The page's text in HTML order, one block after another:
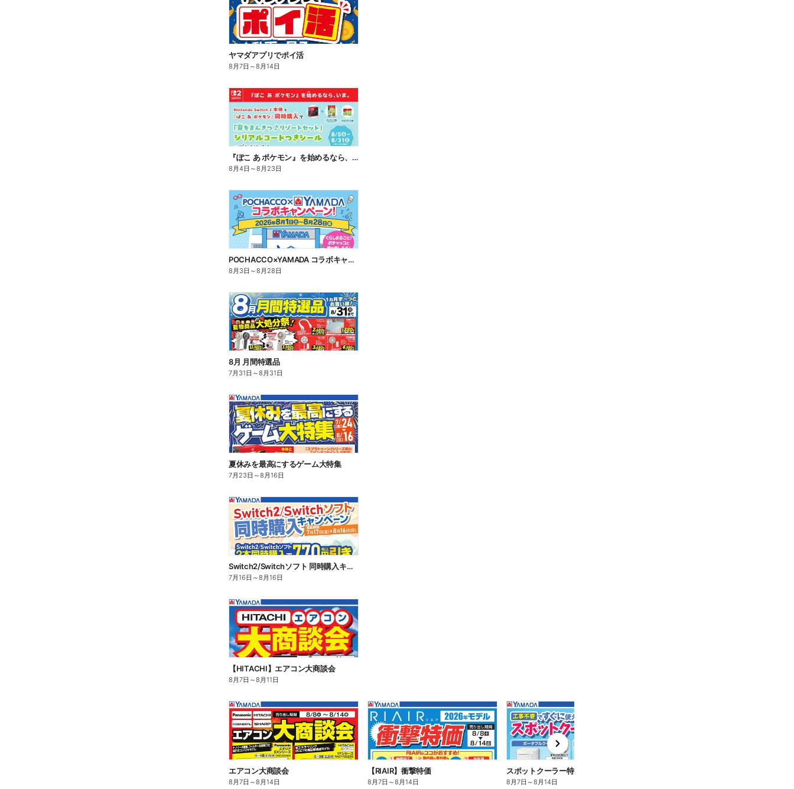
ヤマダアプリでポイ活
8月7日 ～8月14日
『ぽこ あ ポケモン』を始めるなら、いま。
8月4日 ～8月23日
POCHACCO×YAMADA コラボキャンペーン!
8月3日 ～8月28日
8月 月間特選品
7月31日 ～8月31日
夏休みを最高にするゲーム大特集
7月23日 ～8月16日
Switch2/Switchソフト 同時購入キャンペーン
7月16日 ～8月16日
【HITACHI】エアコン大商談会
8月7日 ～8月11日
エアコン大商談会
8月7日 ～8月14日
【RIAIR】衝撃特価
8月7日 ～8月14日
スポットクーラー特集
8月7日 ～8月14日
e
x
t